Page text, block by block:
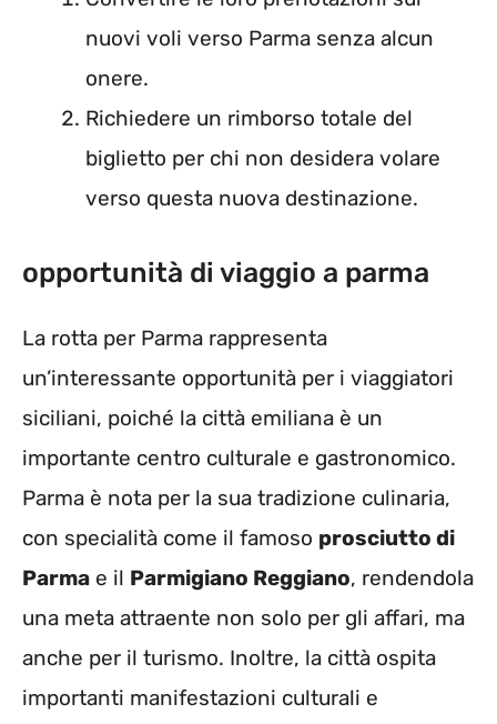
nuovi voli verso Parma senza alcun
onere.
Richiedere un rimborso totale del
biglietto per chi non desidera volare
verso questa nuova destinazione.
opportunità di viaggio a parma
La rotta per Parma rappresenta
un’interessante opportunità per i viaggiatori
siciliani, poiché la città emiliana è un
importante centro culturale e gastronomico.
Parma è nota per la sua tradizione culinaria,
con specialità come il famoso prosciutto di
Parma e il Parmigiano Reggiano, rendendola
una meta attraente non solo per gli affari, ma
anche per il turismo. Inoltre, la città ospita
importanti manifestazioni culturali e